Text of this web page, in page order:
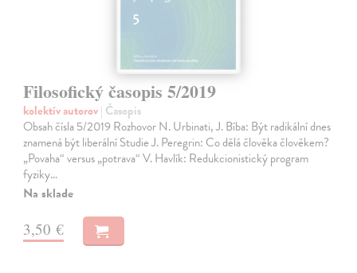
Filosofický časopis 5/2019
kolektív autorov| Časopis
Obsah čísla 5/2019 Rozhovor N. Urbinati, J. Bíba: Být radikální dnes
znamená být liberální Studie J. Peregrin: Co dělá člověka člověkem?
„Povaha“ versus „potrava“ V. Havlík: Redukcionistický program
fyziky…
Na sklade
3,50 €